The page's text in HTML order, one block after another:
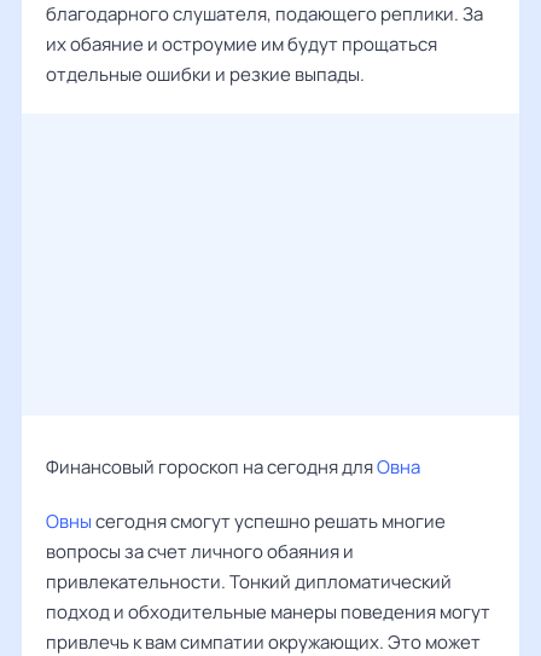
благодарного слушателя, подающего реплики. За
их обаяние и остроумие им будут прощаться
отдельные ошибки и резкие выпады.
Финансовый гороскоп на сегодня дляОвна
Овнысегодня смогут успешно решать многие
вопросы за счет личного обаяния и
привлекательности. Тонкий дипломатический
подход и обходительные манеры поведения могут
привлечь к вам симпатии окружающих. Это может